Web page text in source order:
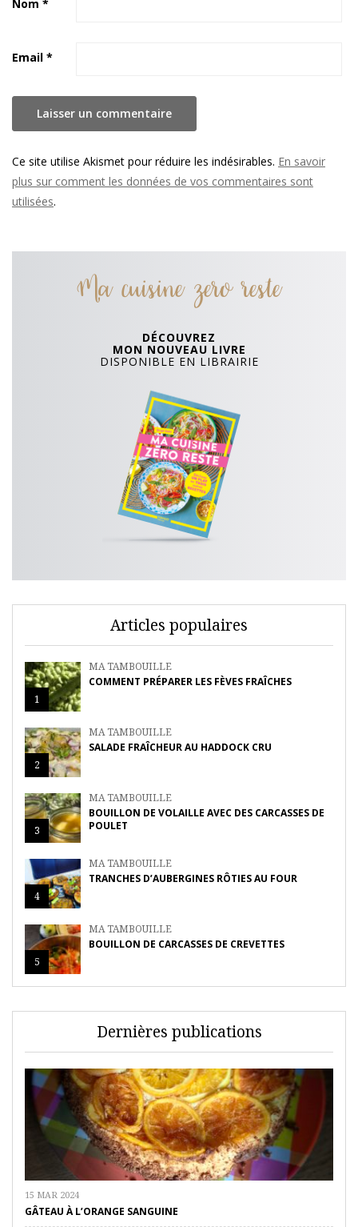
Nom *
Email *
Ce site utilise Akismet pour réduire les indésirables. En savoir
plus sur comment les données de vos commentaires sont
utilisées.
Ma cuisine zero reste
DÉCOUVREZ
MON NOUVEAU LIVRE
DISPONIBLE EN LIBRAIRIE
Articles populaires
1
MA TAMBOUILLE
COMMENT PRÉPARER LES FÈVES FRAÎCHES
2
MA TAMBOUILLE
SALADE FRAÎCHEUR AU HADDOCK CRU
3
MA TAMBOUILLE
BOUILLON DE VOLAILLE AVEC DES CARCASSES DE
POULET
4
MA TAMBOUILLE
TRANCHES D’AUBERGINES RÔTIES AU FOUR
5
MA TAMBOUILLE
BOUILLON DE CARCASSES DE CREVETTES
Dernières publications
15 MAR 2024
GÂTEAU À L’ORANGE SANGUINE